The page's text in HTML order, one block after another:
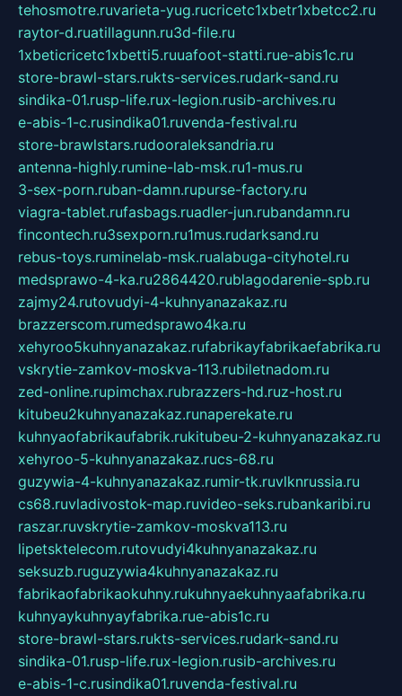
tehosmotre.ruvarieta-yug.rucricetc1xbetr1xbetcc2.ru
raytor-d.ruatillagunn.ru3d-file.ru
1xbeticricetc1xbetti5.ruuafoot-statti.rue-abis1c.ru
store-brawl-stars.rukts-services.rudark-sand.ru
sindika-01.rusp-life.rux-legion.rusib-archives.ru
e-abis-1-c.rusindika01.ruvenda-festival.ru
store-brawlstars.rudooraleksandria.ru
antenna-highly.rumine-lab-msk.ru1-mus.ru
3-sex-porn.ruban-damn.rupurse-factory.ru
viagra-tablet.rufasbags.ruadler-jun.rubandamn.ru
fincontech.ru3sexporn.ru1mus.rudarksand.ru
rebus-toys.ruminelab-msk.rualabuga-cityhotel.ru
medsprawo-4-ka.ru2864420.rublagodarenie-spb.ru
zajmy24.rutovudyi-4-kuhnyanazakaz.ru
brazzerscom.rumedsprawo4ka.ru
xehyroo5kuhnyanazakaz.rufabrikayfabrikaefabrika.ru
vskrytie-zamkov-moskva-113.rubiletnadom.ru
zed-online.rupimchax.rubrazzers-hd.ruz-host.ru
kitubeu2kuhnyanazakaz.runaperekate.ru
kuhnyaofabrikaufabrik.rukitubeu-2-kuhnyanazakaz.ru
xehyroo-5-kuhnyanazakaz.rucs-68.ru
guzywia-4-kuhnyanazakaz.rumir-tk.ruvlknrussia.ru
cs68.ruvladivostok-map.ruvideo-seks.rubankaribi.ru
raszar.ruvskrytie-zamkov-moskva113.ru
lipetsktelecom.rutovudyi4kuhnyanazakaz.ru
seksuzb.ruguzywia4kuhnyanazakaz.ru
fabrikaofabrikaokuhny.rukuhnyaekuhnyaafabrika.ru
kuhnyaykuhnyayfabrika.rue-abis1c.ru
store-brawl-stars.rukts-services.rudark-sand.ru
sindika-01.rusp-life.rux-legion.rusib-archives.ru
e-abis-1-c.rusindika01.ruvenda-festival.ru